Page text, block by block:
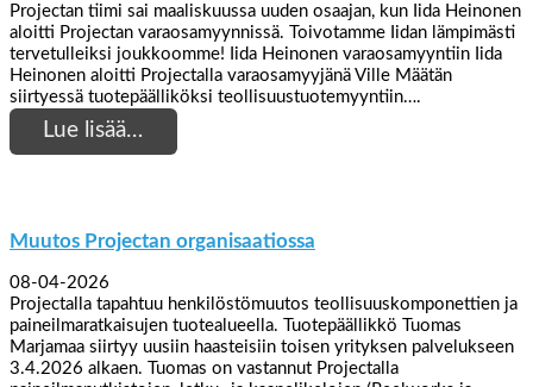
Projectan tiimi sai maaliskuussa uuden osaajan, kun Iida Heinonen
aloitti Projectan varaosamyynnissä. Toivotamme Iidan lämpimästi
tervetulleiksi joukkoomme! Iida Heinonen varaosamyyntiin Iida
Heinonen aloitti Projectalla varaosamyyjänä Ville Määtän
siirtyessä tuotepäälliköksi teollisuustuotemyyntiin….
Lue lisää…
Muutos Projectan organisaatiossa
08-04-2026
Projectalla tapahtuu henkilöstömuutos teollisuuskomponettien ja
paineilmaratkaisujen tuotealueella. Tuotepäällikkö Tuomas
Marjamaa siirtyy uusiin haasteisiin toisen yrityksen palvelukseen
3.4.2026 alkaen. Tuomas on vastannut Projectalla